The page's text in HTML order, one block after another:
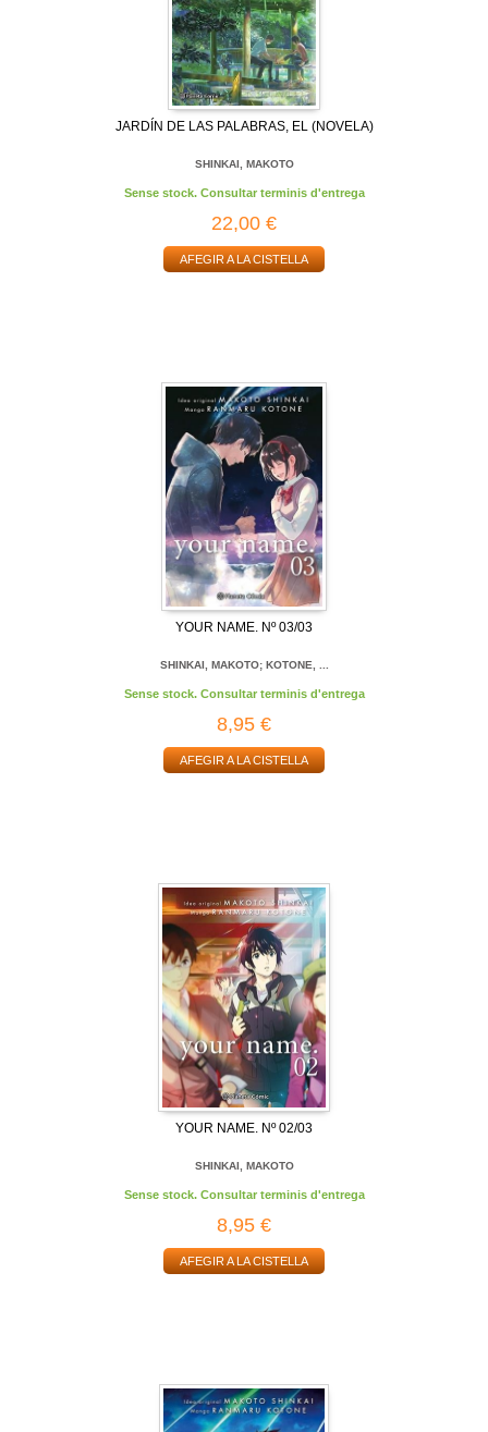
JARDÍN DE LAS PALABRAS, EL (NOVELA)
SHINKAI, MAKOTO
Sense stock. Consultar terminis d'entrega
22,00 €
AFEGIR A LA CISTELLA
YOUR NAME. Nº 03/03
SHINKAI, MAKOTO; KOTONE, ...
Sense stock. Consultar terminis d'entrega
8,95 €
AFEGIR A LA CISTELLA
YOUR NAME. Nº 02/03
SHINKAI, MAKOTO
Sense stock. Consultar terminis d'entrega
8,95 €
AFEGIR A LA CISTELLA